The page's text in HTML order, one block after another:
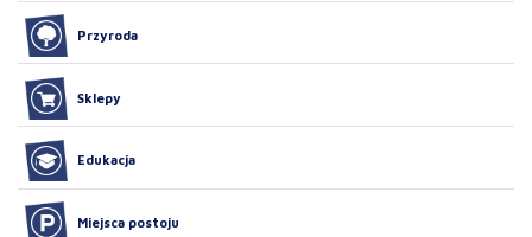
Przyroda
Sklepy
Edukacja
Miejsca postoju